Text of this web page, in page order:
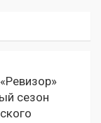
сезон